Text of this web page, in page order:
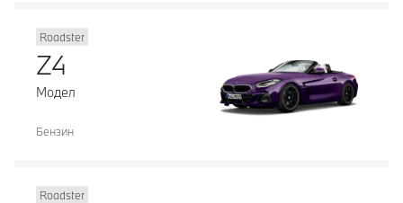
Roadster
Z4
Модел
Бензин
Roadster